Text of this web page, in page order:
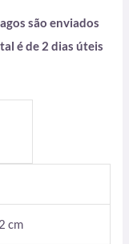
são enviados
é de 2 dias úteis
cm